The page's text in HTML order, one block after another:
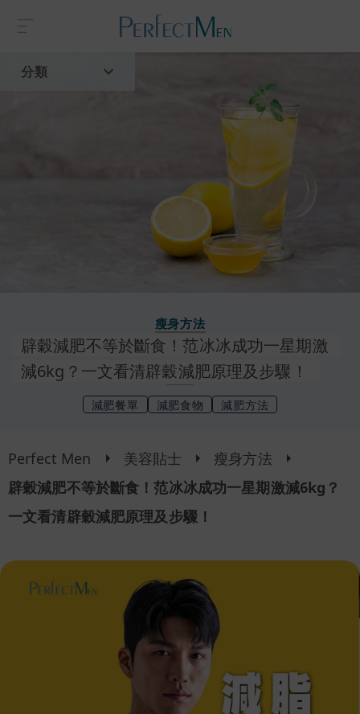
分類
瘦身方法
辟穀減肥不等於斷食！范冰冰成功一星期激
減6kg？一文看清辟穀減肥原理及步驟！
減肥餐單 減肥食物 減肥方法
Perfect Men 美容貼士
瘦身方法
辟穀減肥不等於斷食！范冰冰成功一星期激減6kg？
一文看清辟穀減肥原理及步驟！